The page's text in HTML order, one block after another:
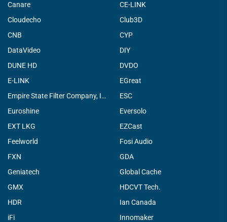
Canare
CE-LINK
Cloudecho
Club3D
CNB
CYP
DataVideo
DIY
DUNE HD
DVDO
E-LINK
EGreat
Empire State Filter Company, INC.
ESC
Euroshine
Eversolo
EXT LKG
EZCast
Feelworld
Fosi Audio
FXN
GDA
Geniatech
Global Cache
GMX
HDCVT Tech.
HDR
Ian Canada
iFi
Innomaker